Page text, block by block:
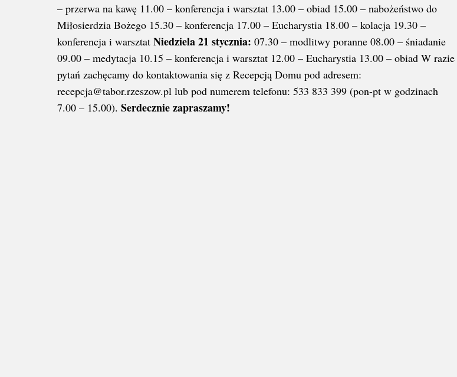
– przerwa na kawę 11.00 – konferencja i warsztat 13.00 – obiad 15.00 – nabożeństwo do
Miłosierdzia Bożego 15.30 – konferencja 17.00 – Eucharystia 18.00 – kolacja 19.30 –
konferencja i warsztat Niedziela 21 stycznia: 07.30 – modlitwy poranne 08.00 – śniadanie
09.00 – medytacja 10.15 – konferencja i warsztat 12.00 – Eucharystia 13.00 – obiad W razie
pytań zachęcamy do kontaktowania się z Recepcją Domu pod adresem:
recepcja@tabor.rzeszow.pl lub pod numerem telefonu: 533 833 399 (pon-pt w godzinach
7.00 – 15.00). Serdecznie zapraszamy!